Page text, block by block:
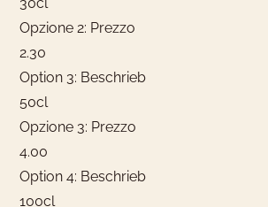
Opzione 2: Prezzo
2.30
Option 3: Beschrieb
50cl
Opzione 3: Prezzo
4.00
Option 4: Beschrieb
100cl